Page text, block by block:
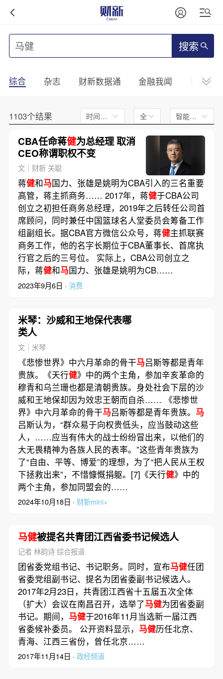
搜索
综合 杂志 财新数据通 金融我闻 财新
1103个结果 时间不限 全文 智能排序
CBA任命蒋健为总经理 取消
CEO称谓职权不变
文｜财新 关聪
蒋健和马国力、张雄是姚明为CBA引入的三名重要
高管，蒋主抓商务…… 2017年，蒋健于CBA公司
创立之初担任商务总经理，2019年之后转任公司首
席顾问，同时兼任中国篮球名人堂委员会筹备工作
组副组长。据CBA官方微信公众号，蒋健主抓联赛
商务工作，他的名字长期位于CBA董事长、首席执
行官之后的三号位。 实际上，CBA公司创立之
际，蒋健和马国力、张雄是姚明为CB……
2023年9月6日 · 消费
米琴：沙威和王地保代表哪
类人
文｜米琴
《悲惨世界》中六月革命的骨干马吕斯等都是青年
贵族。《天行健》中的两个主角，参加辛亥革命的
穆青和乌兰珊也都是清朝贵族。身处社会下层的沙
威和王地保却因为效忠王朝而自杀…… 《悲惨世
界》中六月革命的骨干马吕斯等都是青年贵族。 马
吕斯认为，“群众易于向权贵低头，应当鼓动这些
人，……应当有伟大的战士纷纷冒出来，以他们的
大无畏精神为各族人民的表率。”这些青年贵族为
了“自由、平等、博爱”的理想，为了“把人民从王权
下拯救出来”，不惜慷慨捐躯。[7]《天行健》中的
两个主角，参加同盟会的……
2024年10月18日 · 财新mini+
马健被提名共青团江西省委书记候选人
记者 林韵诗 综合报道
团省委党组书记、书记职务。同时，宣布马健任团
省委党组副书记、提名为团省委副书记候选人。
2017年2月23日，共青团江西省十五届五次全体
（扩大）会议在南昌召开，选举了马健为团省委副
书记。期间， 马健于2016年11月当选新一届江西
省委候补委员。 公开资料显示， 马健历任北京、
青海、江西三省份，曾任北京……
2017年11月14日 · 政经频道